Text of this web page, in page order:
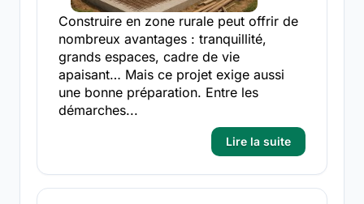
Construire en zone rurale peut offrir de
nombreux avantages : tranquillité,
grands espaces, cadre de vie
apaisant… Mais ce projet exige aussi
une bonne préparation. Entre les
démarches...
Lire la suite